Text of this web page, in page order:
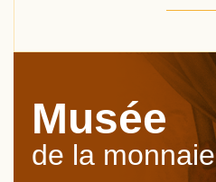
Musée
de la monnaie